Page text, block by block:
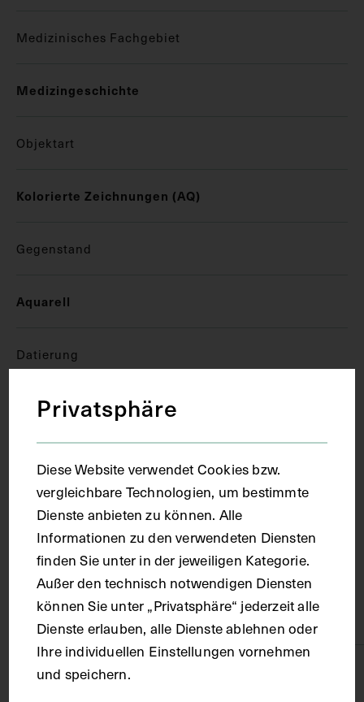
Medizinisches Fachgebiet
Medizingeschichte
Objektart
Kolorierte Zeichnungen (AQ)
Gegenstand
Aquarell
Datierung
um 1825
Wien
Material
Technik
Privatsphäre
Diese Website verwendet Cookies bzw.
vergleichbare Technologien, um bestimmte
Dienste anbieten zu können. Alle
Informationen zu den verwendeten Diensten
finden Sie unter in der jeweiligen Kategorie.
Außer den technisch notwendigen Diensten
können Sie unter „Privatsphäre“ jederzeit alle
Dienste erlauben, alle Dienste ablehnen oder
Ihre individuellen Einstellungen vornehmen
und speichern.